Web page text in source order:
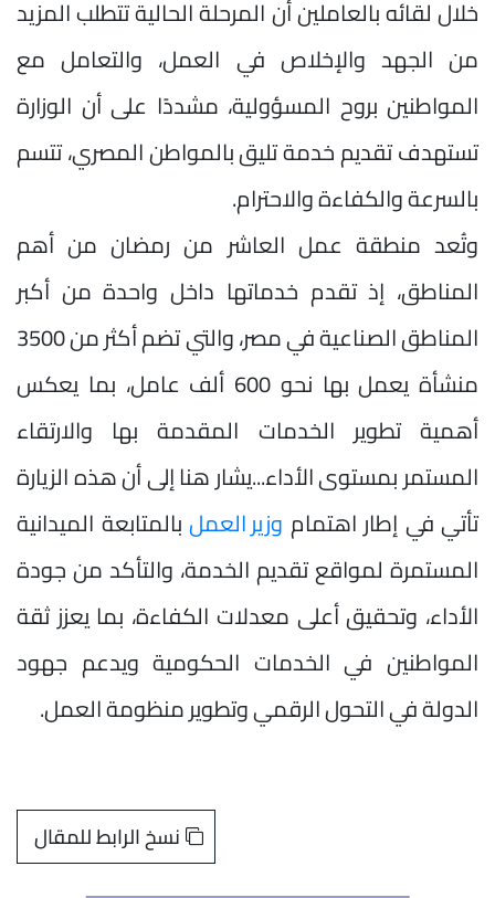
خلال لقائه بالعاملين أن المرحلة الحالية تتطلب المزيد
من الجهد والإخلاص في العمل، والتعامل مع
المواطنين بروح المسؤولية، مشددًا على أن الوزارة
تستهدف تقديم خدمة تليق بالمواطن المصري، تتسم
بالسرعة والكفاءة والاحترام.
وتُعد منطقة عمل العاشر من رمضان من أهم
المناطق، إذ تقدم خدماتها داخل واحدة من أكبر
المناطق الصناعية في مصر، والتي تضم أكثر من 3500
منشأة يعمل بها نحو 600 ألف عامل، بما يعكس
أهمية تطوير الخدمات المقدمة بها والارتقاء
المستمر بمستوى الأداء...يشار هنا إلى أن هذه الزيارة
تأتي في إطار اهتمام وزير العملبالمتابعة الميدانية
المستمرة لمواقع تقديم الخدمة، والتأكد من جودة
الأداء، وتحقيق أعلى معدلات الكفاءة، بما يعزز ثقة
المواطنين في الخدمات الحكومية ويدعم جهود
الدولة في التحول الرقمي وتطوير منظومة العمل.
نسخ الرابط للمقال